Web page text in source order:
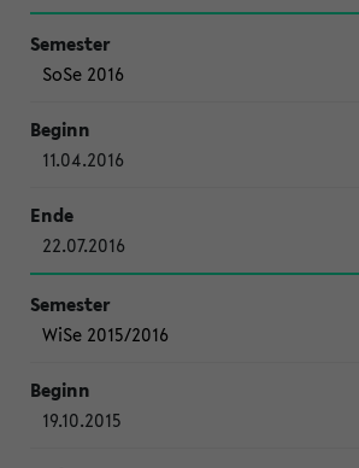
SoSe 2016
11.04.2016
22.07.2016
WiSe 2015/2016
19.10.2015